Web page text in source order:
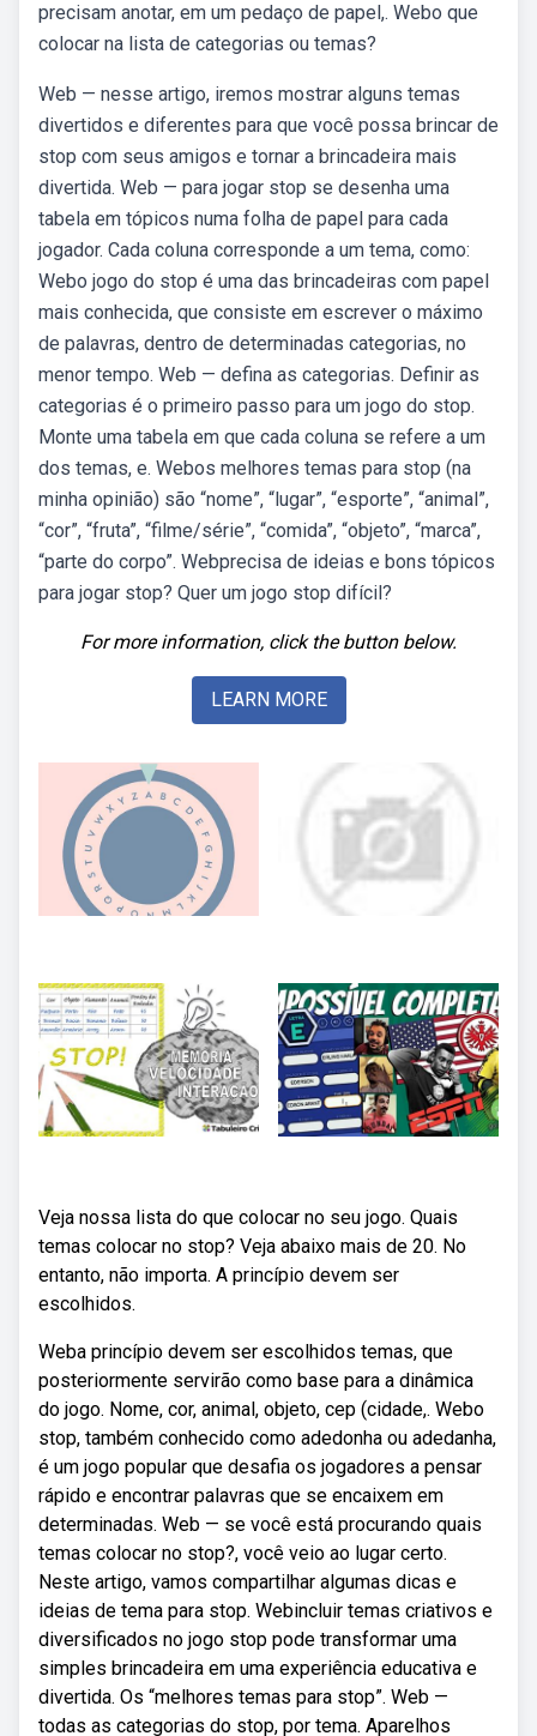
precisam anotar, em um pedaço de papel,. Webo que
colocar na lista de categorias ou temas?
Web — nesse artigo, iremos mostrar alguns temas
divertidos e diferentes para que você possa brincar de
stop com seus amigos e tornar a brincadeira mais
divertida. Web — para jogar stop se desenha uma
tabela em tópicos numa folha de papel para cada
jogador. Cada coluna corresponde a um tema, como:
Webo jogo do stop é uma das brincadeiras com papel
mais conhecida, que consiste em escrever o máximo
de palavras, dentro de determinadas categorias, no
menor tempo. Web — defina as categorias. Definir as
categorias é o primeiro passo para um jogo do stop.
Monte uma tabela em que cada coluna se refere a um
dos temas, e. Webos melhores temas para stop (na
minha opinião) são “nome”, “lugar”, “esporte”, “animal”,
“cor”, “fruta”, “filme/série”, “comida”, “objeto”, “marca”,
“parte do corpo”. Webprecisa de ideias e bons tópicos
para jogar stop? Quer um jogo stop difícil?
For more information, click the button below.
LEARN MORE
Veja nossa lista do que colocar no seu jogo. Quais
temas colocar no stop? Veja abaixo mais de 20. No
entanto, não importa. A princípio devem ser
escolhidos.
Weba princípio devem ser escolhidos temas, que
posteriormente servirão como base para a dinâmica
do jogo. Nome, cor, animal, objeto, cep (cidade,. Webo
stop, também conhecido como adedonha ou adedanha,
é um jogo popular que desafia os jogadores a pensar
rápido e encontrar palavras que se encaixem em
determinadas. Web — se você está procurando quais
temas colocar no stop?, você veio ao lugar certo.
Neste artigo, vamos compartilhar algumas dicas e
ideias de tema para stop. Webincluir temas criativos e
diversificados no jogo stop pode transformar uma
simples brincadeira em uma experiência educativa e
divertida. Os “melhores temas para stop”. Web —
todas as categorias do stop, por tema. Aparelhos